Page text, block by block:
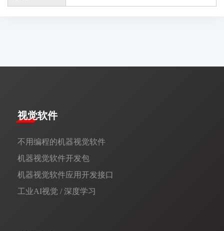
视觉软件
不用编程的机器视觉软件
机器视觉软件开发包
机器视觉软件应用开发接口
工业AI视觉 / 深度学习